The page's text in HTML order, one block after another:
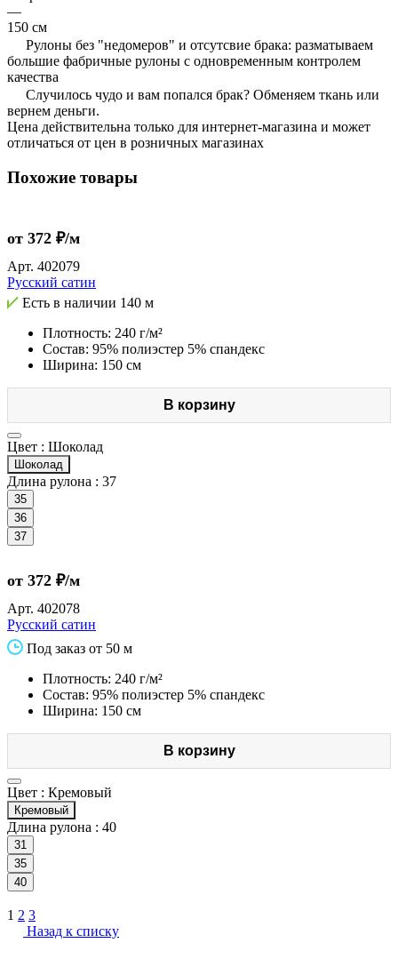
—
150 см
Рулоны без "недомеров" и отсутсвие брака: разматываем
большие фабричные рулоны с одновременным контролем
качества
Случилось чудо и вам попался брак? Обменяем ткань или
вернем деньги.
Цена действительна только для интернет-магазина и может
отличаться от цен в розничных магазинах
Похожие товары
от 372 ₽/м
Арт. 402079
Русский сатин
Есть в наличии 140 м
Плотность: 240 г/м²
Состав: 95% полиэстер 5% спандекс
Ширина: 150 см
В корзину
Цвет : Шоколад
Шоколад
Длина рулона : 37
35
36
37
от 372 ₽/м
Арт. 402078
Русский сатин
Под заказ от 50 м
Плотность: 240 г/м²
Состав: 95% полиэстер 5% спандекс
Ширина: 150 см
В корзину
Цвет : Кремовый
Кремовый
Длина рулона : 40
31
35
40
1 2 3
Назад к списку